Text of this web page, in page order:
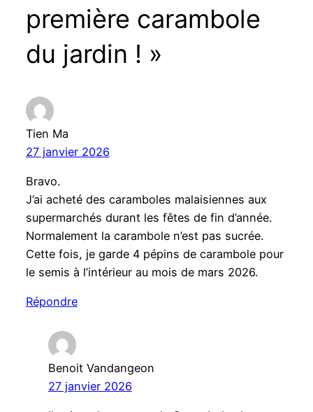
première carambole
du jardin ! »
Tien Ma
27 janvier 2026
Bravo.
J’ai acheté des caramboles malaisiennes aux
supermarchés durant les fêtes de fin d’année.
Normalement la carambole n’est pas sucrée.
Cette fois, je garde 4 pépins de carambole pour
le semis à l’intérieur au mois de mars 2026.
Répondre
Benoit Vandangeon
27 janvier 2026